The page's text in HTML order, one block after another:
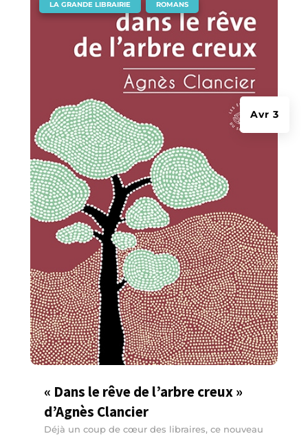
« Dans le rêve de l’arbre creux »
d’Agnès Clancier
Avr 3
LA GRANDE LIBRAIRIE ROMANS
Déjà un coup de cœur des libraires, ce nouveau